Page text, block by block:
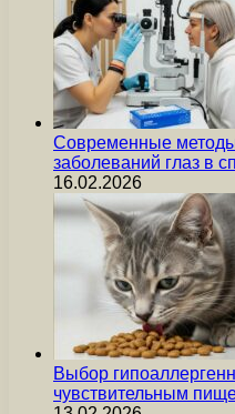
Современные методы
заболеваний глаз в
16.02.2026
Выбор
чувствительным